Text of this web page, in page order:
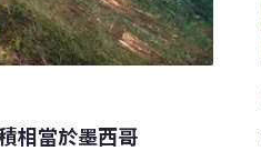
相當於墨西哥